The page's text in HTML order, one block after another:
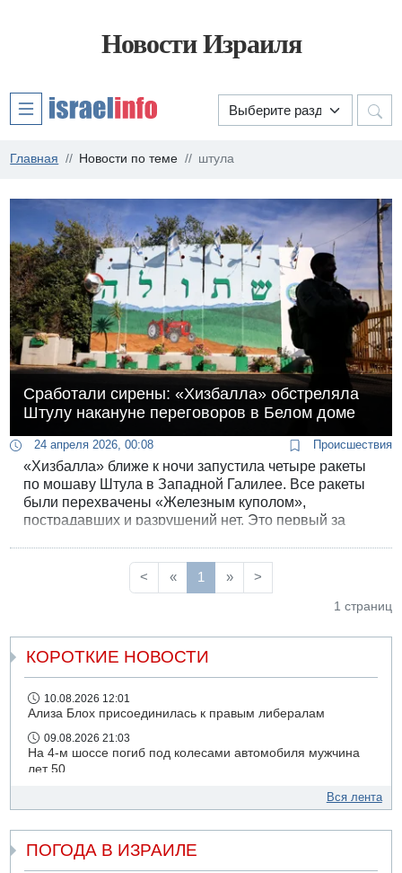
Новости Израиля
Главная Новости по теме штула
Сработали сирены: «Хизбалла» обстреляла
Штулу накануне переговоров в Белом доме
24 апреля 2026, 00:08 Происшествия
«Хизбалла» ближе к ночи запустила четыре ракеты
по мошаву Штула в Западной Галилее. Все ракеты
были перехвачены «Железным куполом»,
пострадавших и разрушений нет. Это первый за
воздушной тревоги.
< « 1 » >
1 страниц
КОРОТКИЕ НОВОСТИ
10.08.2026 12:01
Ализа Блох присоединилась к правым либералам
09.08.2026 21:03
На 4-м шоссе погиб под колесами автомобиля мужчина
лет 50
Сын экс-депутата от партии ШАС арестован за
09.08.2026 19:36
16-летний подросток разбился насмерть при падении
Вся лента
ПОГОДА В ИЗРАИЛЕ